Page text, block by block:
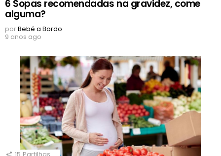
6 Sopas recomendadas na gravidez, come
alguma?
porBebé a Bordo
9 anos ago